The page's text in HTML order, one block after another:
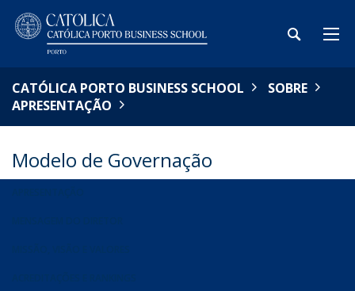
CATÓLICA PORTO BUSINESS SCHOOL
SOBRE
APRESENTAÇÃO
Modelo de Governação